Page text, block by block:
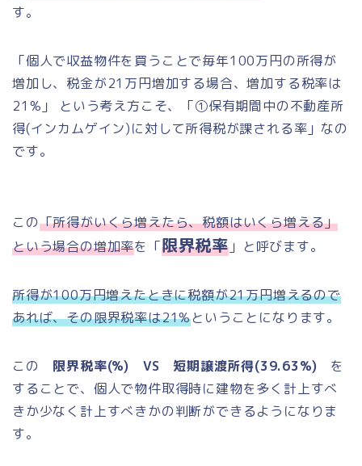
す。
「個人で収益物件を買うことで毎年100万円の所得が
増加し、税金が21万円増加する場合、増加する税率は
21%」 という考え方こそ、「①保有期間中の不動産所
得(インカムゲイン)に対して所得税が課される率」なの
です。
この「所得がいくら増えたら、税額はいくら増える」
という場合の増加率を「限界税率 」と呼びます。
所得が100万円増えたときに税額が21万円増えるので
あれば、その限界税率は21%ということになります。
この 限界税率(%) VS 短期譲渡所得(39.63%) を
することで、個人で物件取得時に建物を多く計上すべ
きか少なく計上すべきかの判断ができるようになりま
す。